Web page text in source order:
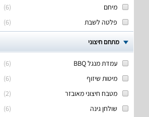
(
6
)
מיחם
(
6
) פלטה לשבת
מתחם חיצוני
(
6
)
עמדת מנגל BBQ
(
6
)
מיטות שיזוף
(
2
)
מטבח חיצוני מאובזר
(
6
) שולחן גינה